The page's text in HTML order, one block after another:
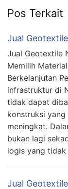
Pos Terkait
Jual
Jual Geotextile
Memilih
Berkelanjutan
infrastruktur di
tidak dapat
konstruksi
meningkat.
bukan lagi
logis yang
Jual